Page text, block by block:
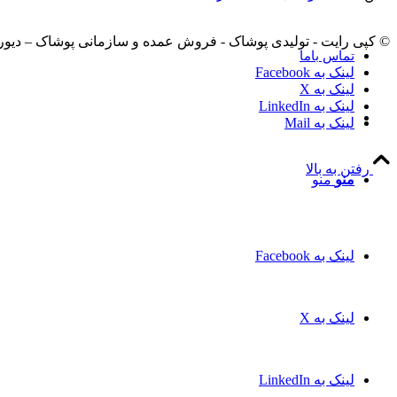
تماس باما
منو منو
لینک به Facebook
لینک به X
لینک به LinkedIn
© کپی رایت - تولیدی پوشاک - فروش عمده و سازمانی پوشاک –
لینک به Facebook
لینک به X
لینک به LinkedIn
لینک به Mail
رفتن به بالا